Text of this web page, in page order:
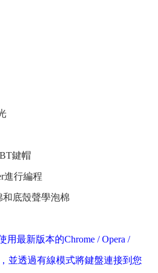
鍵帽
進行編程
底殼聲學泡棉
用最新版本的Chrome / Opera /
並透過有線模式將鍵盤連接到您